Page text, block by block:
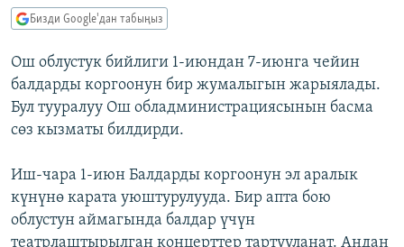
ЭКСПЕРТТЕР ТАЛДАЙТ
БИЗ ЖАНА ДҮЙНӨ
ДАНИСТЕ
ЭЖЕ-СИҢДИЛЕР
ЫҢГАЙСЫЗ СУРООЛОР
ӨЗГӨЧӨ ПИКИР
Русский
ОНЛАЙН ШЕРИНЕ
Бизди Google'дан табыңыз
Ош облустук бийлиги 1-июндан 7-июнга чейин
балдарды коргоонун бир жумалыгын жарыялады.
Бул тууралуу Ош обладминистрациясынын басма
сөз кызматы билдирди.
Иш-чара 1-июн Балдарды коргоонун эл аралык
күнүнө карата уюштурулууда. Бир апта бою
облустун аймагында балдар үчүн
театрлаштырылган концерттер тартууланат. Андан